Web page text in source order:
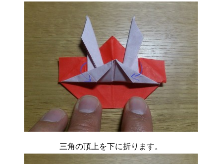
三角の頂上を下に折ります。